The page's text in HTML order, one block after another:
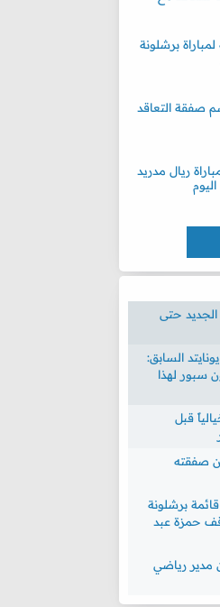
برشلونة
صفقة التعاقد
ريال مدريد
حتى
السابق:
سبور لهذا
قبل
صفقته
من قائمة برشلونة
حمزة عبد
مدير رياضي